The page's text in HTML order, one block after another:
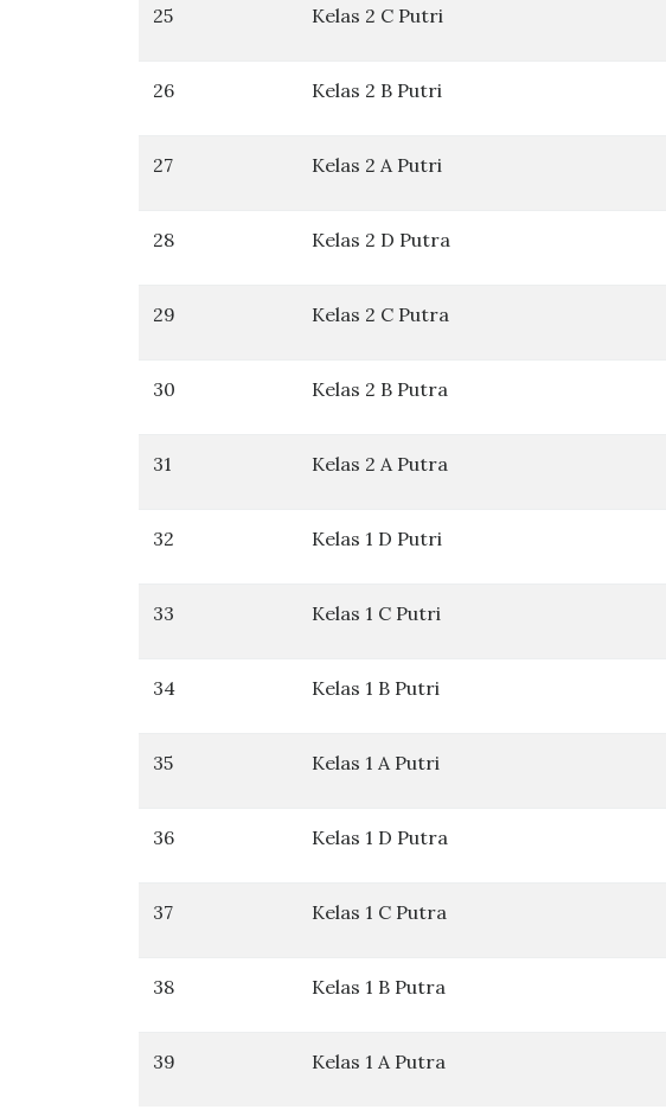
25 Kelas 2 C Putri
26 Kelas 2 B Putri
27 Kelas 2 A Putri
28 Kelas 2 D Putra
29 Kelas 2 C Putra
30 Kelas 2 B Putra
31 Kelas 2 A Putra
32 Kelas 1 D Putri
33 Kelas 1 C Putri
34 Kelas 1 B Putri
35 Kelas 1 A Putri
36 Kelas 1 D Putra
37 Kelas 1 C Putra
38 Kelas 1 B Putra
39 Kelas 1 A Putra